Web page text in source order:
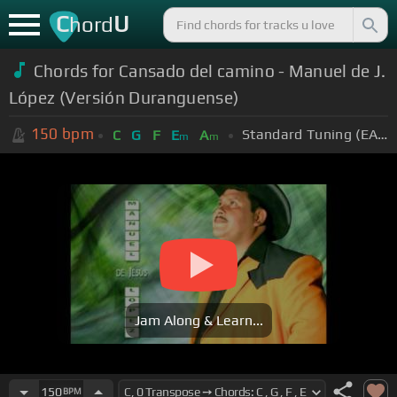
ChordU
Chords for Cansado del camino - Manuel de J.
López (Versión Duranguense)
150 bpm C G F Em Am Standard Tuning (EADGBE)
Jam Along & Learn...
150BPM